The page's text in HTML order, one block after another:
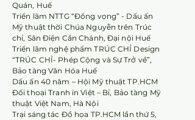
Quán, Huế
Triển lãm NTTG “Đồng vọng” - Dấu ấn
Mỹ thuật thời Chúa Nguyễn trên Trúc
chỉ, Sân Điện Cần Chánh, Đại nội Huế
Triển lãm nghệ phẩm TRÚC CHỈ Design
“TRÚC CHỈ- Phép Cộng và Sự Trở về”,
Bảo tàng Văn Hóa Huế
Dấu ấn 40 năm – Hội Mỹ thuật TP.HCM
Đối thoại Tranh in Việt – Bỉ, Bảo tàng Mỹ
thuật Việt Nam, Hà Nội
Trại sáng tác Đồ họa TP.HCM lần thứ 5,